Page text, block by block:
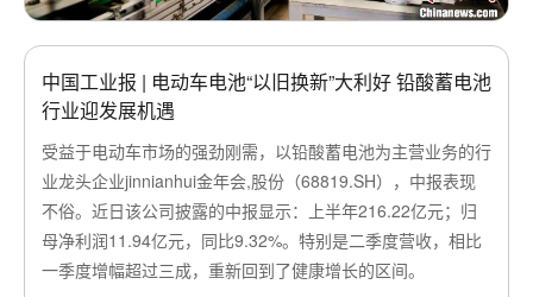
中国工业报 | 电动车电池“以旧换新”大利好 铅酸蓄电池
行业迎发展机遇
受益于电动车市场的强劲刚需，以铅酸蓄电池为主营业务的行
业龙头企业jinnianhui金年会,股份（68819.SH），中报表现
不俗。近日该公司披露的中报显示：上半年216.22亿元；归
母净利润11.94亿元，同比9.32%。特别是二季度营收，相比
一季度增幅超过三成，重新回到了健康增长的区间。